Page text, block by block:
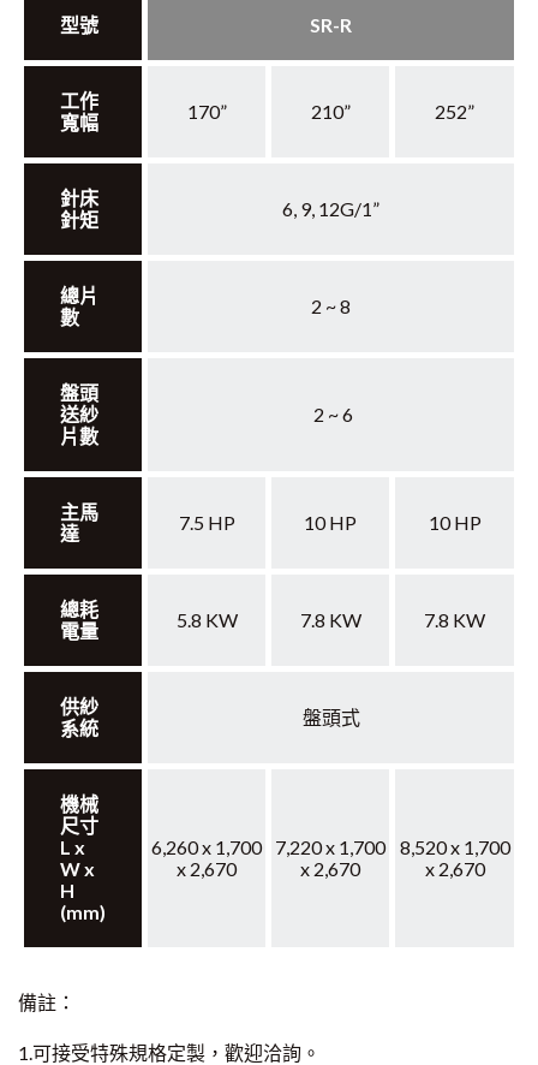
型號 SR-R
工作
寬幅
170” 210” 252”
針床
針矩
6, 9, 12G/1”
總片
數
2 ~ 8
盤頭
送紗
片數
2 ~ 6
主馬
達
7.5 HP 10 HP 10 HP
總耗
電量
5.8 KW 7.8 KW 7.8 KW
供紗
系統
盤頭式
機械
尺寸
L x
W x
H
(mm)
6,260 x 1,700
x 2,670
7,220 x 1,700
x 2,670
8,520 x 1,700
x 2,670
備註：
1.可接受特殊規格定製，歡迎洽詢。